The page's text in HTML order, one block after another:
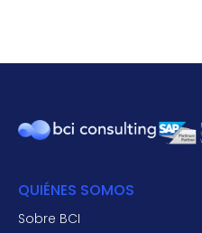
QUIÉNES SOMOS
Sobre BCI